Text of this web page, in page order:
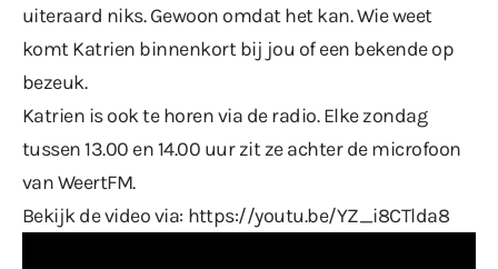
uiteraard niks. Gewoon omdat het kan. Wie weet
komt Katrien binnenkort bij jou of een bekende op
bezeuk.
Katrien is ook te horen via de radio. Elke zondag
tussen 13.00 en 14.00 uur zit ze achter de microfoon
van WeertFM.
Bekijk de video via: https://youtu.be/YZ_i8CTlda8